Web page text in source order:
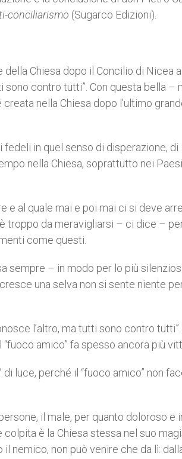
conciliarismo (Sugarco Edizioni).
Chiesa dopo il Concilio di Nicea
contro tutti”. Con questa bella –
nella Chiesa dopo l’ultimo
in quel senso di disperazione, di
nella Chiesa, soprattutto nei
al quale mai e poi mai ci si deve
troppo da meravigliarsi – ci dice –
come questi.
sempre – in modo per lo più
una selva non si sente niente
l’altro, ma tutti sono contro tutti”.
amico” fa spesso ancora più
luce, perché il “fuoco amico” non
il male, per quanto doloroso e
è la Chiesa stessa nel suo
nemico, non può venire che da lì: